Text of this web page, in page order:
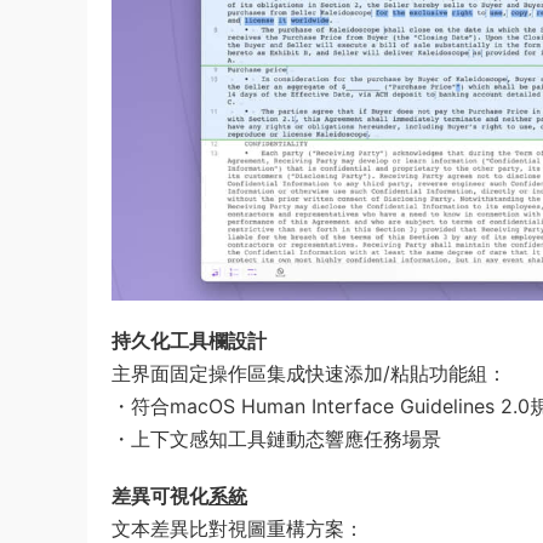
持久化工具欄設計​
主界面固定操作區集成快速添加/粘貼功能組：
・符合macOS Human Interface Guidelines 2.0
・上下文感知工具鏈動态響應任務場景
​差異可視化系統
文本差異比對視圖重構方案：